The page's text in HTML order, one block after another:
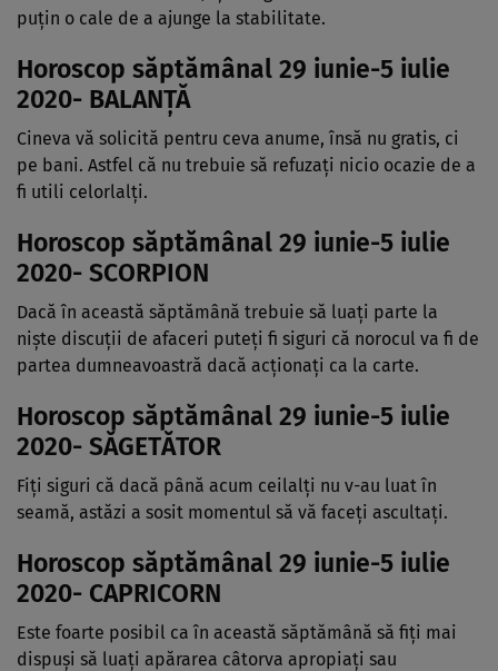
puţin o cale de a ajunge la stabilitate.
Horoscop săptămânal 29 iunie-5 iulie
2020- BALANŢĂ
Cineva vă solicită pentru ceva anume, însă nu gratis, ci
pe bani. Astfel că nu trebuie să refuzaţi nicio ocazie de a
fi utili celorlalţi.
Horoscop săptămânal 29 iunie-5 iulie
2020- SCORPION
Dacă în această săptămână trebuie să luaţi parte la
nişte discuţii de afaceri puteţi fi siguri că norocul va fi de
partea dumneavoastră dacă acţionaţi ca la carte.
Horoscop săptămânal 29 iunie-5 iulie
2020- SĂGETĂTOR
Fiţi siguri că dacă până acum ceilalţi nu v-au luat în
seamă, astăzi a sosit momentul să vă faceţi ascultaţi.
Horoscop săptămânal 29 iunie-5 iulie
2020- CAPRICORN
Este foarte posibil ca în această săptămână să fiţi mai
dispuşi să luaţi apărarea câtorva apropiaţi sau